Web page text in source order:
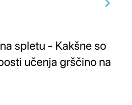
spletu - Kakšne so
učenja grščino na